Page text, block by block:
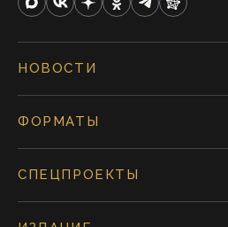
НОВОСТИ
ФОРМАТЫ
СПЕЦПРОЕКТЫ